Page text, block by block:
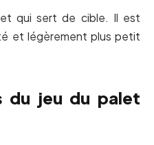
qui sert de cible. Il est
et légèrement plus petit
du jeu du palet